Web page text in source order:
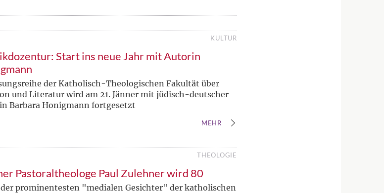
KULTUR
Start ins neue Jahr mit Autorin
der Katholisch-Theologischen Fakultät über
und Literatur wird am 21. Jänner mit jüdisch-deutscher
Barbara Honigmann fortgesetzt
MEHR
THEOLOGIE
Pastoraltheologe Paul Zulehner wird 80
der prominentesten "medialen Gesichter" der katholischen